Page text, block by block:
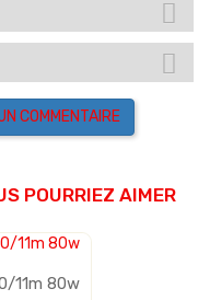
COMMENTAIRE
POURRIEZ AIMER
11m 80w